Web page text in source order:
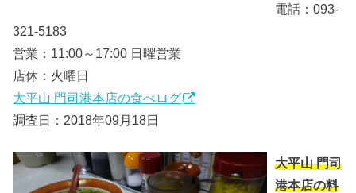
電話：093-
321-5183
営業：11:00～17:00 日曜営業
店休：火曜日
大平山 門司港本店の食べログ
調査日：2018年09月18日
大平山 門司
港本店の料